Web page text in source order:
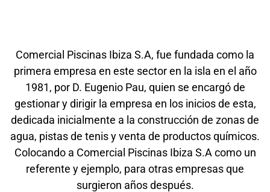
Comercial Piscinas Ibiza S.A, fue fundada como la
primera empresa en este sector en la isla en el año
1981, por D. Eugenio Pau, quien se encargó de
gestionar y dirigir la empresa en los inicios de esta,
dedicada inicialmente a la construcción de zonas de
agua, pistas de tenis y venta de productos químicos.
Colocando a Comercial Piscinas Ibiza S.A como un
referente y ejemplo, para otras empresas que
surgieron años después.